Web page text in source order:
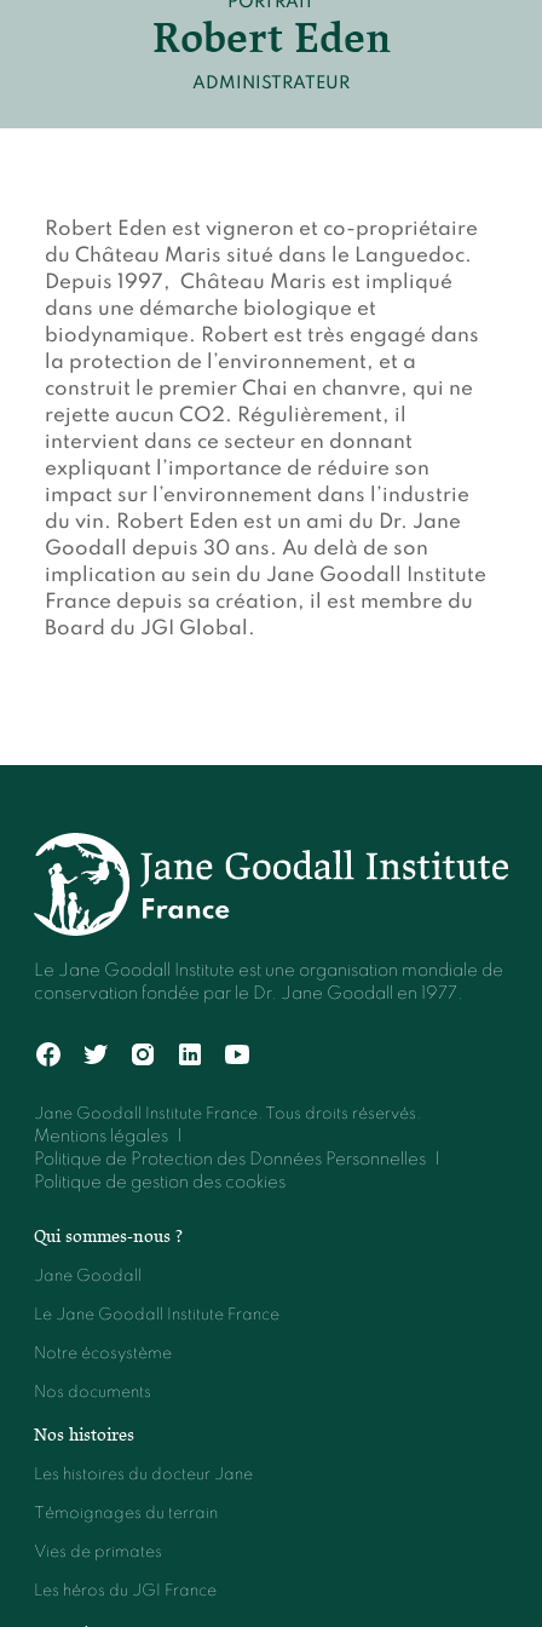
Vies de primates
Les héros du JGI France
Devenir membre du "Cercle des Amis de Jane"
Événements et conférences
Robert Eden
ADMINISTRATEUR
Robert Eden est vigneron et co-propriétaire
du Château Maris situé dans le Languedoc.
Depuis 1997, Château Maris est impliqué
dans une démarche biologique et
biodynamique. Robert est très engagé dans
la protection de l’environnement, et a
construit le premier Chai en chanvre, qui ne
rejette aucun CO2. Régulièrement, il
intervient dans ce secteur en donnant
expliquant l’importance de réduire son
impact sur l’environnement dans l’industrie
du vin. Robert Eden est un ami du Dr. Jane
Goodall depuis 30 ans. Au delà de son
implication au sein du Jane Goodall Institute
France depuis sa création, il est membre du
Board du JGI Global.
Le Jane Goodall Institute est une organisation mondiale de
conservation fondée par le Dr. Jane Goodall en 1977.
Jane Goodall Institute France. Tous droits réservés.
Mentions légales
Politique de Protection des Données Personnelles
Politique de gestion des cookies
Qui sommes-nous ?
Jane Goodall
Le Jane Goodall Institute France
Notre écosystème
Nos documents
Nos histoires
Les histoires du docteur Jane
Témoignages du terrain
Vies de primates
Les héros du JGI France